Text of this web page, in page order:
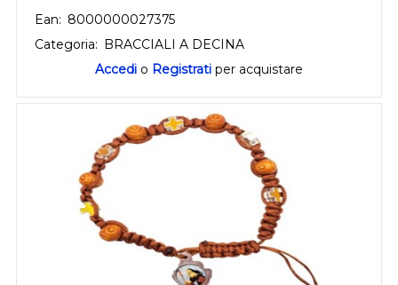
Ean: 8000000027375
Categoria: BRACCIALI A DECINA
Accedi o Registrati per acquistare